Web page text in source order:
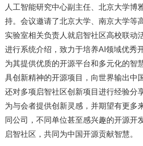
人工智能研究中心副主任、北京大学博
持。会议邀请了北京大学、南京大学等
实验室相关负责人就启智社区高校联动
进行系统介绍，致力于培养AI领域优秀
为其提供优质的开源平台和多元化的智
具创新精神的开源项目，向世界输出中
还对多项启智社区创新项目进行经验分
为与会者提供创新灵感，并期望有更多
同公司，不同单位甚至感兴趣的开源开
启智社区，共同为中国开源贡献智慧。